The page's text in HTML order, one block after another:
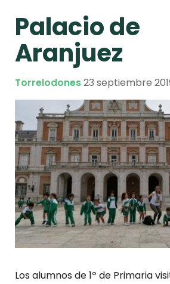
Palacio de
Aranjuez
Torrelodones23 septiembre
Los alumnos de 1º de Primaria